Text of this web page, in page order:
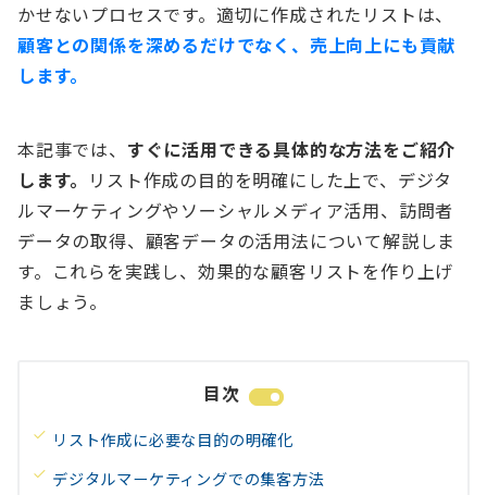
かせないプロセスです。適切に作成されたリストは、
顧客との関係を深めるだけでなく、売上向上にも貢献
します。
本記事では、 すぐに活用できる具体的な方法をご紹介
します。 リスト作成の目的を明確にした上で、デジタ
ルマーケティングやソーシャルメディア活用、訪問者
データの取得、顧客データの活用法について解説しま
す。これらを実践し、効果的な顧客リストを作り上げ
ましょう。
目次
リスト作成に必要な目的の明確化
デジタルマーケティングでの集客方法